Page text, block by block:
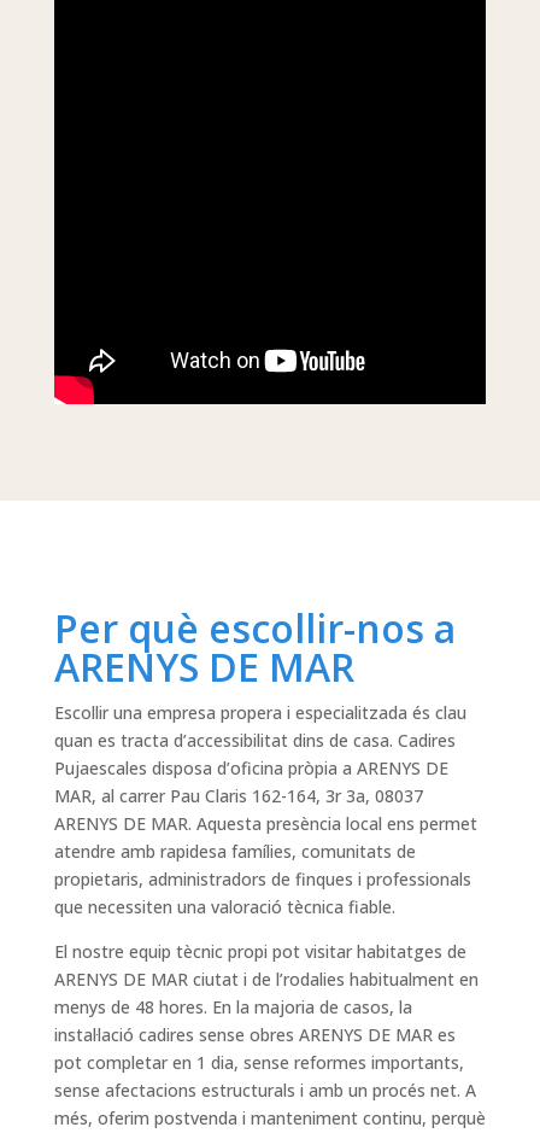
Per què escollir-nos a
ARENYS DE MAR
Escollir una empresa propera i especialitzada és clau
quan es tracta d’accessibilitat dins de casa. Cadires
Pujaescales disposa d’oficina pròpia a ARENYS DE
MAR, al carrer Pau Claris 162-164, 3r 3a, 08037
ARENYS DE MAR. Aquesta presència local ens permet
atendre amb rapidesa famílies, comunitats de
propietaris, administradors de finques i professionals
que necessiten una valoració tècnica fiable.
El nostre equip tècnic propi pot visitar habitatges de
ARENYS DE MAR ciutat i de l’rodalies habitualment en
menys de 48 hores. En la majoria de casos, la
instal·lació cadires sense obres ARENYS DE MAR es
pot completar en 1 dia, sense reformes importants,
sense afectacions estructurals i amb un procés net. A
més, oferim postvenda i manteniment continu, perquè